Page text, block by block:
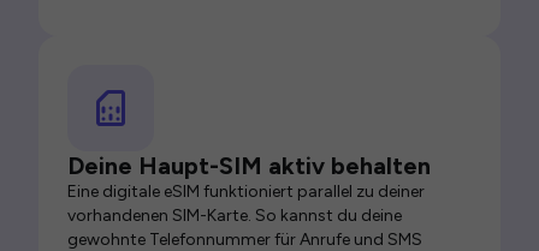
Deine Haupt-SIM aktiv behalten
Eine digitale eSIM funktioniert parallel zu deiner
vorhandenen SIM-Karte. So kannst du deine
gewohnte Telefonnummer für Anrufe und SMS